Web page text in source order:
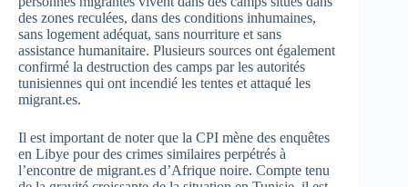
des zones reculées, dans des conditions inhumaines,
sans logement adéquat, sans nourriture et sans
assistance humanitaire. Plusieurs sources ont également
confirmé la destruction des camps par les autorités
tunisiennes qui ont incendié les tentes et attaqué les
migrant.es.
Il est important de noter que la CPI mène des enquêtes
en Libye pour des crimes similaires perpétrés à
l’encontre de migrant.es d’Afrique noire. Compte tenu